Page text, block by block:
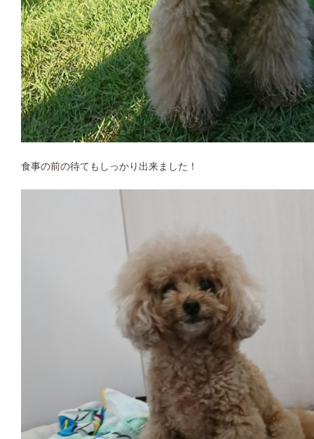
食事の前の待てもしっかり出来ました！